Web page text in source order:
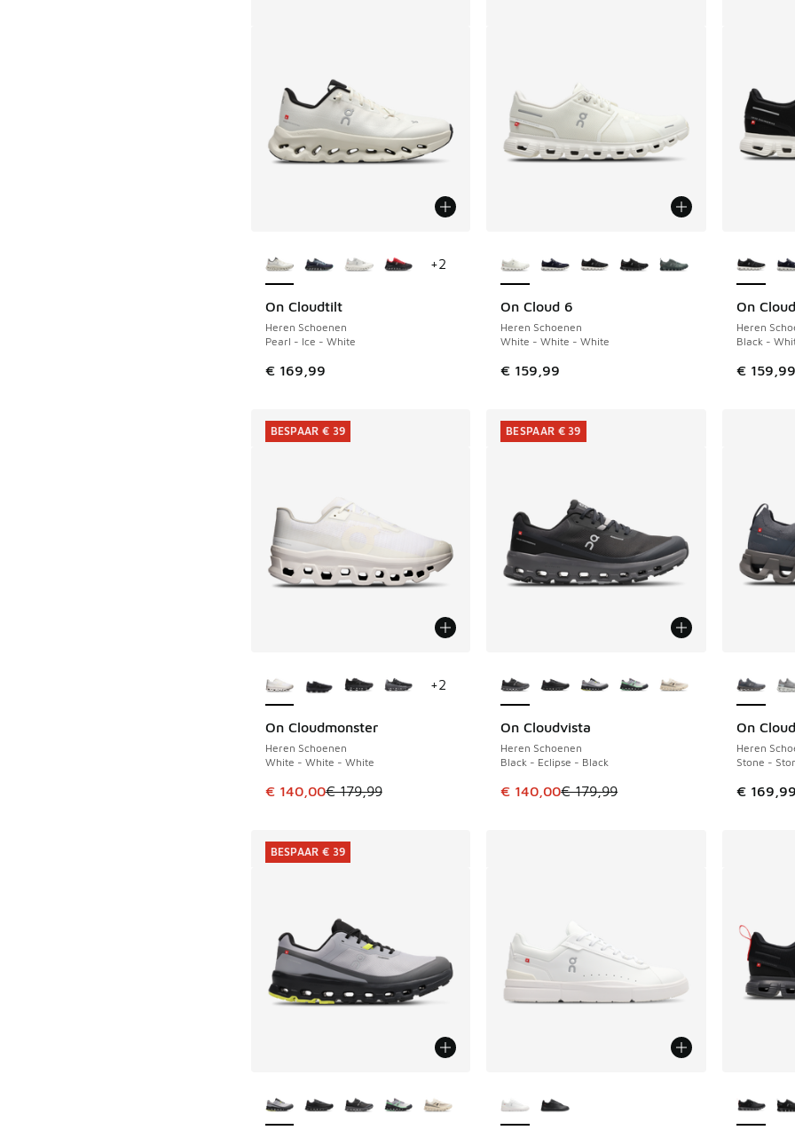
On Cloudtilt
Heren Schoenen
Pearl - Ice - White
€ 169,99
+2
On Cloud 6
Heren Schoenen
White - White - White
€ 159,99
On
Heren
Black -
€ 159,99
On Cloudmonster
Heren Schoenen
White - White - White
Dit artikel is in de uitverkoop. Dit artikel is in de aanbieding Prijs verlaagd van €
€ 140,00€ 179,99
BESPAAR € 39
+2
BESPAAR € 39
On Cloudvista
Heren Schoenen
Black - Eclipse - Black
Dit artikel is in de uitverkoop. Dit artikel is in
€ 140,00€ 179,99
BESPAAR € 39
BESPAAR € 39
On
Heren
Stone -
€ 169,99
BESPAAR € 39